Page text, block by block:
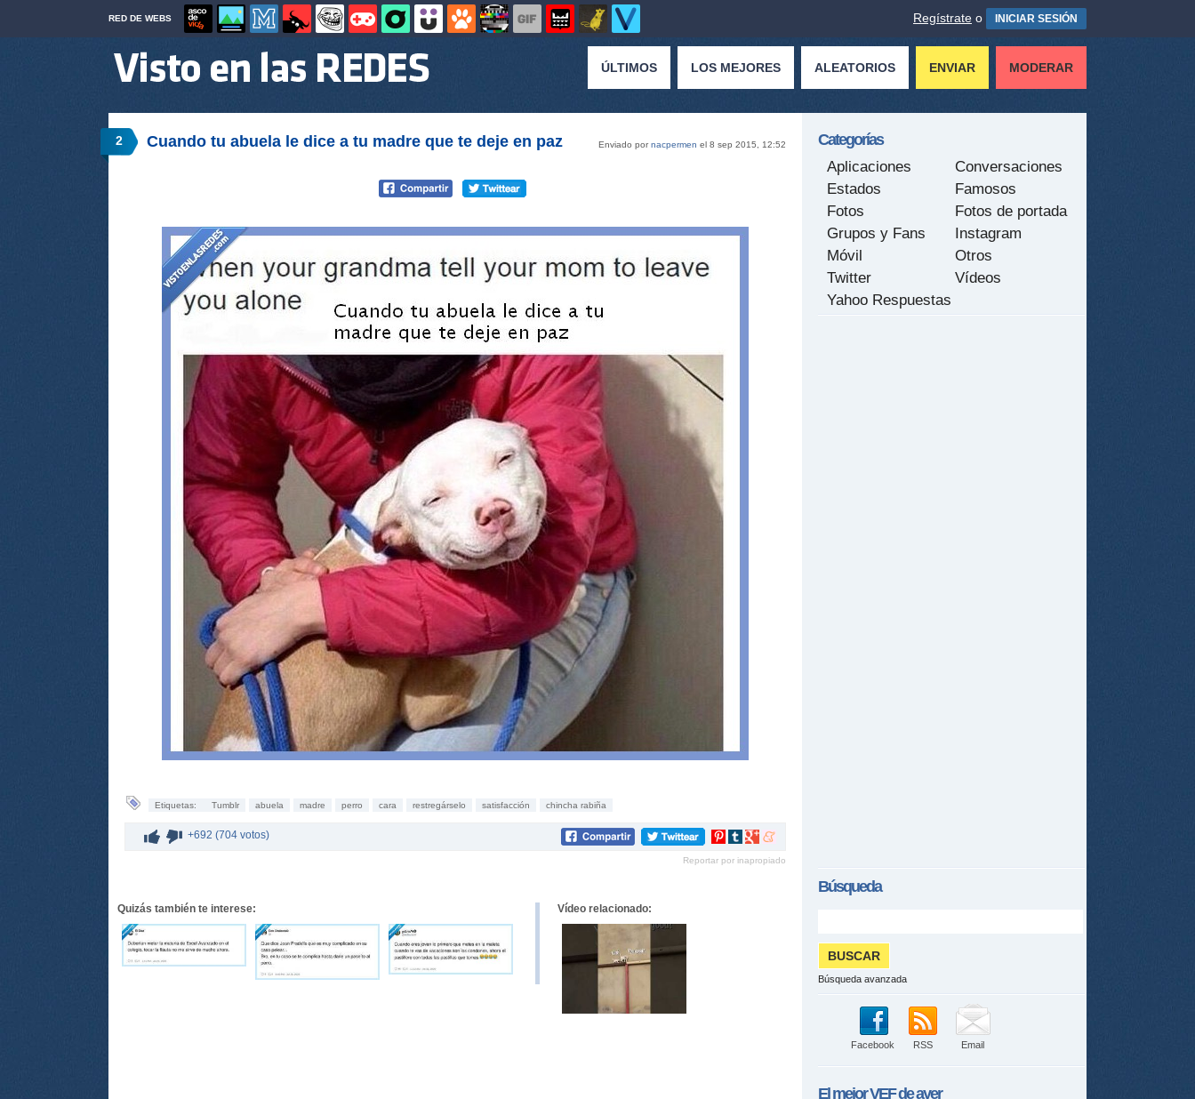
RED DE WEBS Regístrate o INICIAR SESIÓN
ÚLTIMOS LOS MEJORES ALEATORIOS ENVIAR MODERAR
2 Enviado pornacpermen el 8 sep 2015, 12:52
Cuando tu abuela le dice a tu madre que te deje en paz
Etiquetas: Tumblr abuela madre perro cara restregárselo satisfacción chincha rabiña
+692 (704 votos)
Compartir
Pinterest
Compartir
tumblr
Compartir
Google+
Compartir
meneame
Reportar por inapropiado
Quizás también te interese: Vídeo relacionado:
Categorías
Aplicaciones
Conversaciones
Estados
Famosos
Fotos
Fotos de portada
Grupos y Fans
Instagram
Móvil
Otros
Twitter
Vídeos
Yahoo Respuestas
Búsqueda
Búsqueda avanzada
Facebook RSS Email
El mejorVEFde ayer